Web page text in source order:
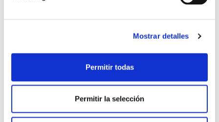
Mostrar detalles
Permitir todas
Permitir la selección